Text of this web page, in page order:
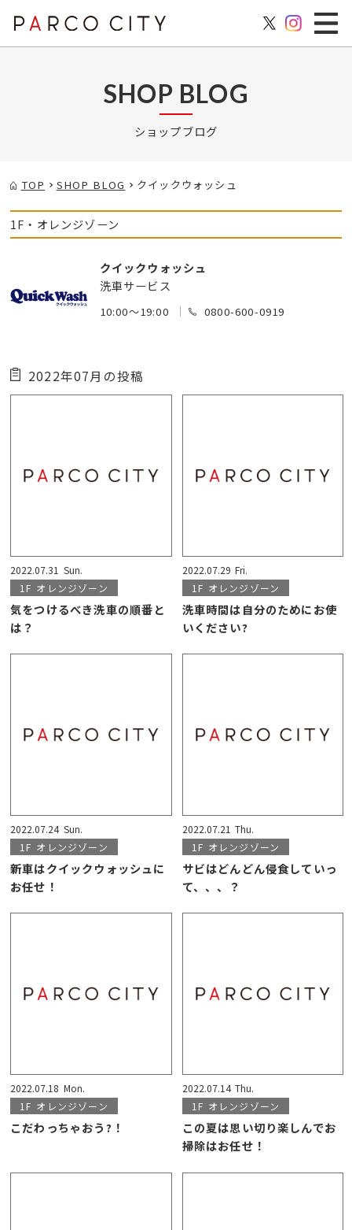
SHOP BLOG
ショップブログ
TOP SHOP BLOG クイックウォッシュ
1F・オレンジゾーン
クイックウォッシュ
洗車サービス
10:00～19:00 0800-600-0919
2022年07月の投稿
2022.07.31 Sun.
1F オレンジゾーン
気をつけるべき洗車の順番と
は？
2022.07.29 Fri.
1F オレンジゾーン
洗車時間は自分のためにお使
いください?
2022.07.24 Sun.
1F オレンジゾーン
新車はクイックウォッシュに
お任せ！
2022.07.21 Thu.
1F オレンジゾーン
サビはどんどん侵食していっ
て、、、？
2022.07.18 Mon.
1F オレンジゾーン
こだわっちゃおう?！
2022.07.14 Thu.
1F オレンジゾーン
この夏は思い切り楽しんでお
掃除はお任せ！